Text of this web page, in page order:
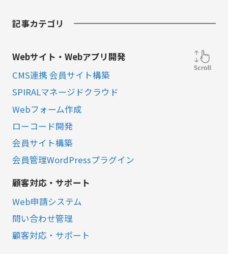
記事カテゴリ
Webサイト・Webアプリ開発
CMS連携 会員サイト構築
SPIRALマネージドクラウド
Webフォーム作成
ローコード開発
会員サイト構築
会員管理WordPressプラグイン
顧客対応・サポート
Web申請システム
問い合わせ管理
顧客対応・サポート